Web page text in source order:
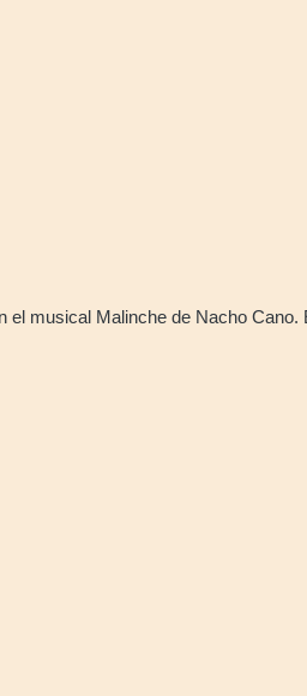
musical Malinche de Nacho